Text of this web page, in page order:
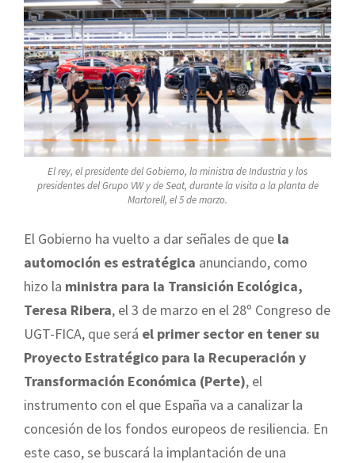
El rey, el presidente del Gobierno, la ministra de Industria y los
presidentes del Grupo VW y de Seat, durante la visita a la planta de
Martorell, el 5 de marzo.
El Gobierno ha vuelto a dar señales de que la
automoción es estratégica anunciando, como
hizo la ministra para la Transición Ecológica,
Teresa Ribera, el 3 de marzo en el 28º Congreso de
UGT-FICA, que será el primer sector en tener su
Proyecto Estratégico para la Recuperación y
Transformación Económica (Perte), el
instrumento con el que España va a canalizar la
concesión de los fondos europeos de resiliencia. En
este caso, se buscará la implantación de una